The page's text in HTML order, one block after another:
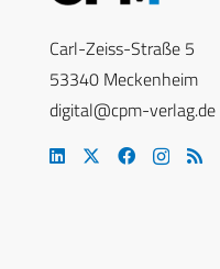
Carl-Zeiss-Straße 5
53340 Meckenheim
digital@cpm-verlag.de